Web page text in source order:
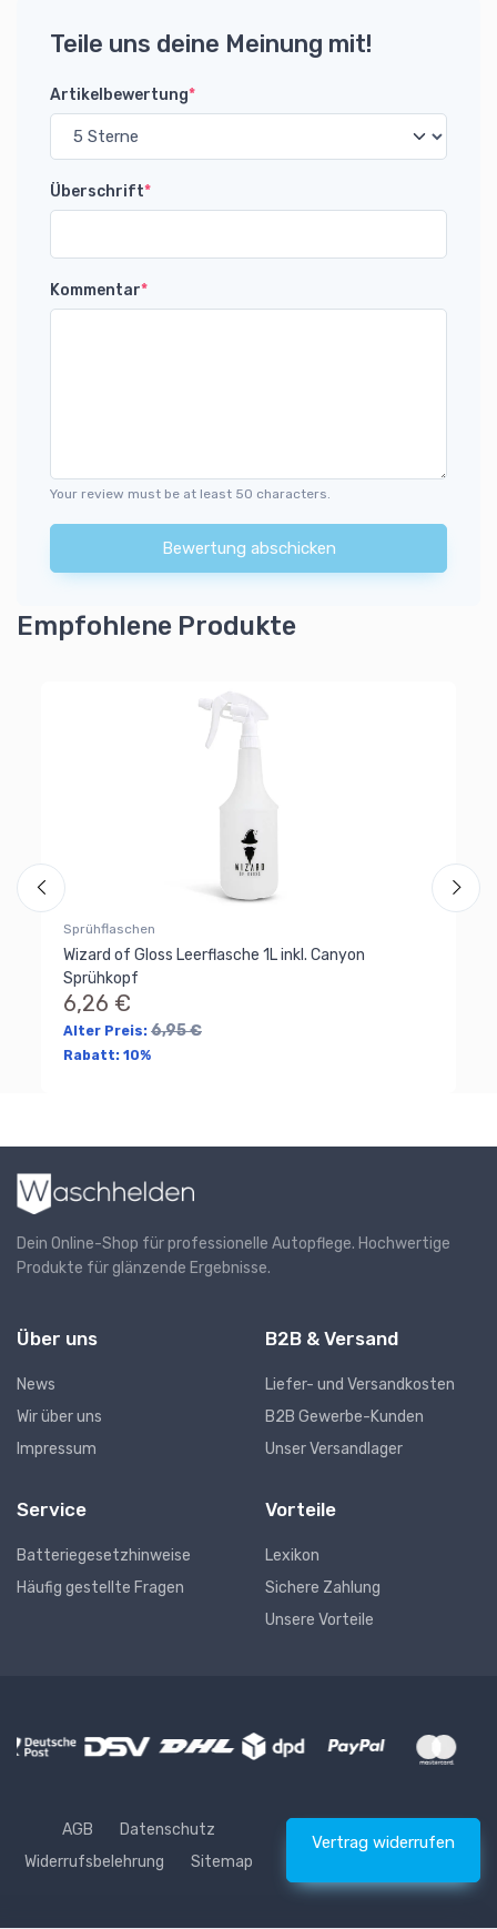
Teile uns deine Meinung mit!
Artikelbewertung*
Überschrift*
Kommentar*
Your review must be at least 50 characters.
Bewertung abschicken
Empfohlene Produkte
Sprühflaschen
Wizard of Gloss Leerflasche 1L inkl. Canyon
Sprühkopf
6,26 €
Alter Preis: 6,95 €
Rabatt: 10%
Dein Online-Shop für professionelle Autopflege. Hochwertige
Produkte für glänzende Ergebnisse.
Über uns
News
Wir über uns
Impressum
B2B & Versand
Liefer- und Versandkosten
B2B Gewerbe-Kunden
Unser Versandlager
Service
Batteriegesetzhinweise
Häufig gestellte Fragen
Vorteile
Lexikon
Sichere Zahlung
Unsere Vorteile
AGB
Datenschutz
Widerrufsbelehrung
Sitemap
Vertrag widerrufen